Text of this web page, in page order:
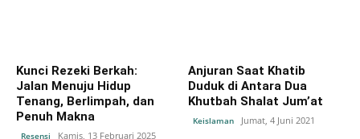
Kunci Rezeki Berkah:
Jalan Menuju Hidup
Tenang, Berlimpah, dan
Penuh Makna
Resensi Kamis, 13 Februari 2025
Anjuran Saat Khatib
Duduk di Antara Dua
Khutbah Shalat Jum’at
Keislaman Jumat, 4 Juni 2021